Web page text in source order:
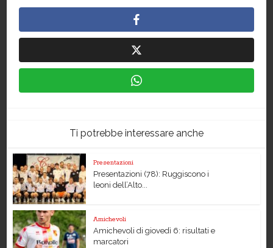
Ti potrebbe interessare anche
Presentazioni
Presentazioni (78): Ruggiscono i
leoni dell’Alto...
Amichevoli
Amichevoli di giovedì 6: risultati e
marcatori